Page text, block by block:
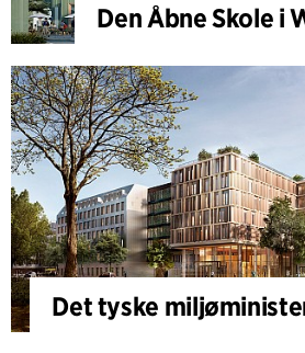
Den Åbne Skole i
Det tyske